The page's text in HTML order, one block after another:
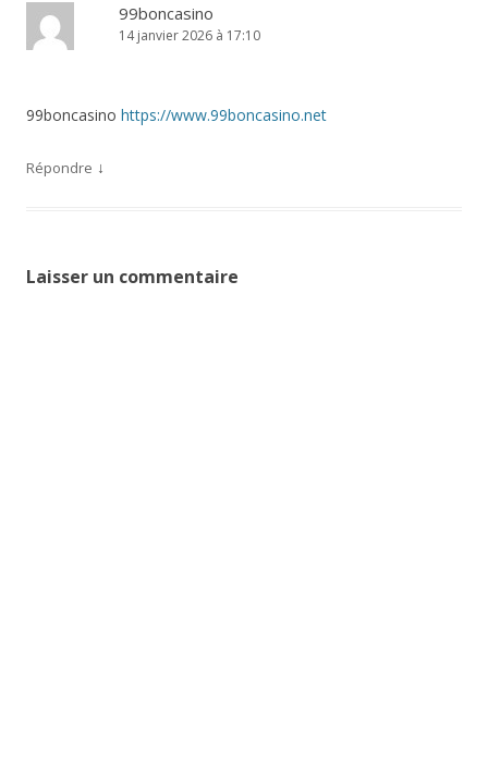
99boncasino
14 janvier 2026 à 17:10
99boncasino https://www.99boncasino.net
Répondre ↓
Laisser un commentaire